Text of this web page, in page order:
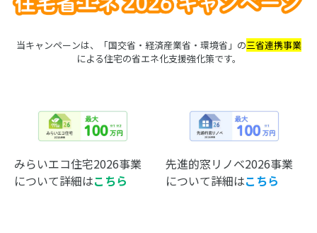
当キャンペーンは、「国交省・経済産業省・環境省」の三省連携事業
による住宅の省エネ化支援強化策です。
みらいエコ住宅2026事業
について詳細はこちら
先進的窓リノベ2026事業
について詳細はこちら